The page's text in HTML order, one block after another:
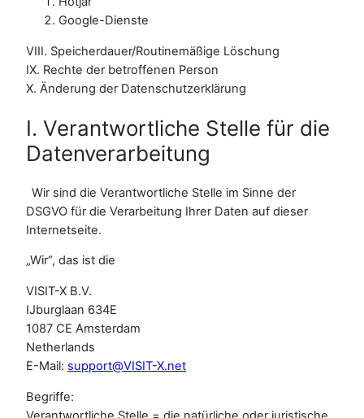
Google-Dienste
VIII. Speicherdauer/Routinemäßige Löschung
IX. Rechte der betroffenen Person
X. Änderung der Datenschutzerklärung
I. Verantwortliche Stelle für die
Datenverarbeitung
Wir sind die Verantwortliche Stelle im Sinne der
DSGVO für die Verarbeitung Ihrer Daten auf dieser
Internetseite.
„Wir“, das ist die
VISIT-X B.V.
IJburglaan 634E
1087 CE Amsterdam
Netherlands
E-Mail: support@VISIT-X.net
Begriffe: